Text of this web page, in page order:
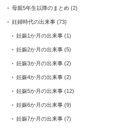
母親5年生以降のまとめ (2)
妊婦時代の出来事 (73)
妊娠1か月の出来事 (1)
妊娠2か月の出来事 (5)
妊娠3か月の出来事 (2)
妊娠4か月の出来事 (2)
妊娠5か月の出来事 (12)
妊娠6か月の出来事 (9)
妊娠7か月の出来事 (7)